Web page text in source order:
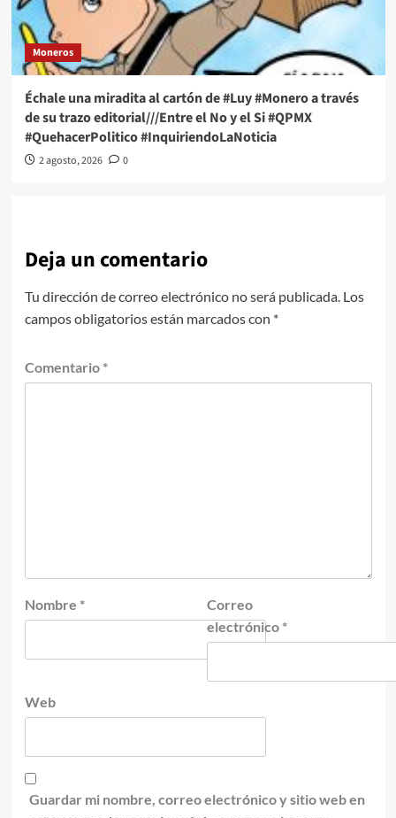
Moneros
Échale una miradita al cartón de #Luy #Monero a través
de su trazo editorial///Entre el No y el Si #QPMX
#QuehacerPolitico #InquiriendoLaNoticia
2 agosto, 2026 0
Deja un comentario
Tu dirección de correo electrónico no será publicada. Los
campos obligatorios están marcados con *
Comentario *
Nombre *
Correo
electrónico *
Web
Guardar mi nombre, correo electrónico y sitio web en